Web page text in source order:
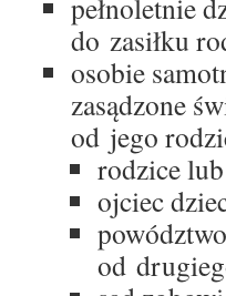
pełnoletnie
do zasiłku
osobie
zasądzone
od jego
rodzice
ojciec
od